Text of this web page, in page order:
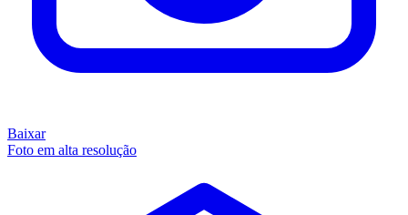
Baixar
Foto em alta resolução